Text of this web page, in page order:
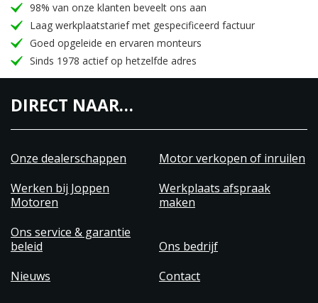
98% van onze klanten beveelt ons aan
Laag werkplaatstarief met gespecificeerd factuur
Goed opgeleide en ervaren monteurs
Sinds 1978 actief op hetzelfde adres
DIRECT NAAR…
Onze dealerschappen
Motor verkopen of inruilen
Werken bij Joppen
Motoren
Werkplaats afspraak
maken
Ons service & garantie
beleid
Ons bedrijf
Nieuws
Contact